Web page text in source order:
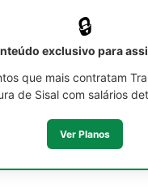
🔒
exclusivo para
que mais contratam
de Sisal com salários
Ver Planos